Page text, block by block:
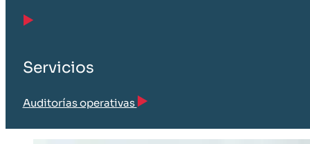
Servicios
Auditorías operativas